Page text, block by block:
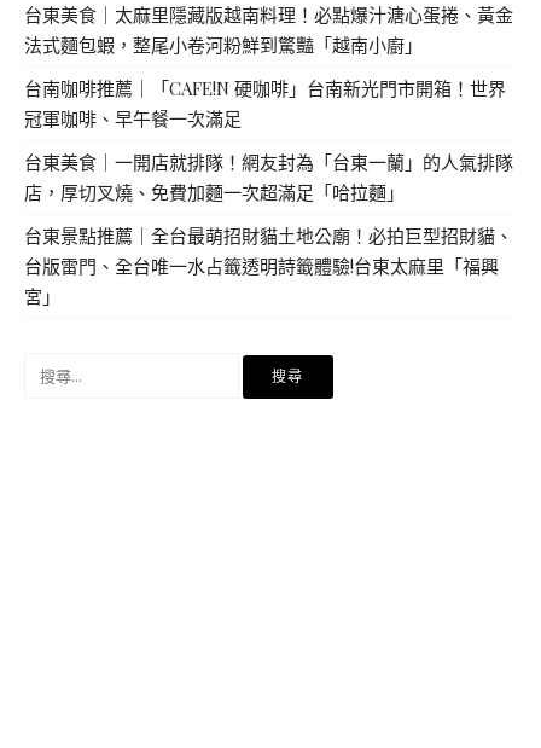
台東美食｜太麻里隱藏版越南料理！必點爆汁溏心蛋捲、黃金
法式麵包蝦，整尾小卷河粉鮮到驚豔「越南小廚」
台南咖啡推薦｜「CAFE!N 硬咖啡」台南新光門市開箱！世界
冠軍咖啡、早午餐一次滿足
台東美食｜一開店就排隊！網友封為「台東一蘭」的人氣排隊
店，厚切叉燒、免費加麵一次超滿足「哈拉麵」
台東景點推薦｜全台最萌招財貓土地公廟！必拍巨型招財貓、
台版雷門、全台唯一水占籤透明詩籤體驗!台東太麻里「福興
宮」